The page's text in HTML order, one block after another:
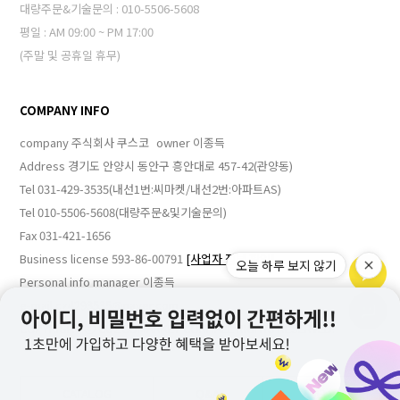
대량주문&기술문의 : 010-5506-5608
평일 : AM 09:00 ~ PM 17:00
(주말 및 공휴일 휴무)
COMPANY INFO
company 주식회사 쿠스코 owner 이종득
Address 경기도 안양시 동안구 흥안대로 457-42(관양동)
Tel 031-429-3535(내선1번:씨마켓/내선2번:아파트AS)
Tel 010-5506-5608(대량주문&및기술문의)
Fax 031-421-1656
Business license 593-86-00791 [사업자 정보 확인]
Personal info manager 이종득
e-mail cz4293535@naver.com
COPYRIGHT ⓒ CUZCOMARKET CORP.ALL RIGHTS RESERVED.
Q&A EVENT
오늘 하루 보지 않기